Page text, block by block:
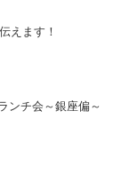
えます！
ンチ会～銀座偏～